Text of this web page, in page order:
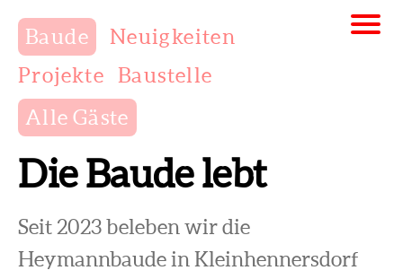
Baude
Neuigkeiten
Projekte
Baustelle
Alle Gäste
Die Baude lebt
Seit 2023 beleben wir die
Heymannbaude in Kleinhennersdorf